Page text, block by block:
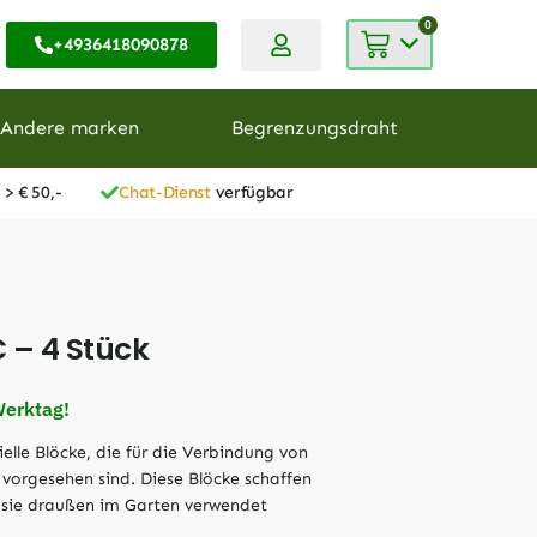
+4936418090878
0
Andere marken Begrenzungsdraht
€ 50,- Chat-Dienstverfügbar
– 4 Stück
Blöcke, die für die Verbindung von
sind. Diese Blöcke schaffen
draußen im Garten verwendet